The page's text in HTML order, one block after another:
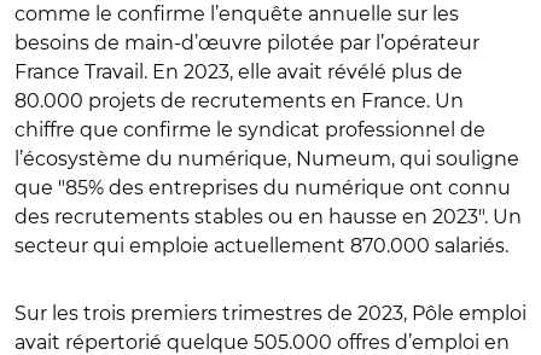
comme le confirme l’enquête annuelle sur les
besoins de main-d’œuvre pilotée par l’opérateur
France Travail. En 2023, elle avait révélé plus de
80.000 projets de recrutements en France. Un
chiffre que confirme le syndicat professionnel de
l’écosystème du numérique, Numeum, qui souligne
que "85% des entreprises du numérique ont connu
des recrutements stables ou en hausse en 2023". Un
secteur qui emploie actuellement 870.000 salariés.
Sur les trois premiers trimestres de 2023, Pôle emploi
avait répertorié quelque 505.000 offres d’emploi en